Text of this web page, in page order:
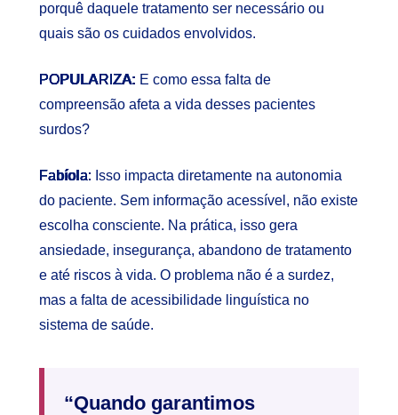
porquê daquele tratamento ser necessário ou
quais são os cuidados envolvidos.
POPULARIZA: E como essa falta de
compreensão afeta a vida desses pacientes
surdos?
Fabíola: Isso impacta diretamente na autonomia
do paciente. Sem informação acessível, não existe
escolha consciente. Na prática, isso gera
ansiedade, insegurança, abandono de tratamento
e até riscos à vida. O problema não é a surdez,
mas a falta de acessibilidade linguística no
sistema de saúde.
“Quando garantimos